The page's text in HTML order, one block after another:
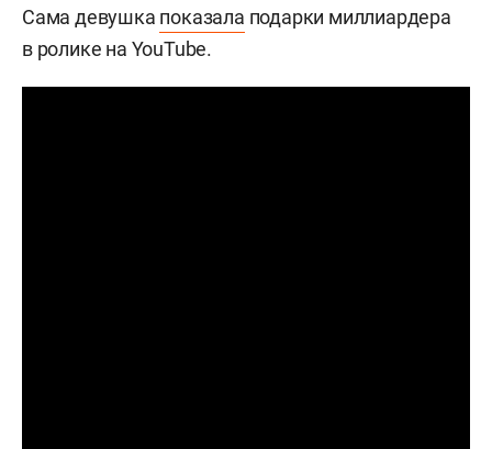
Сама девушка показала подарки миллиардера
в ролике на YouTube.